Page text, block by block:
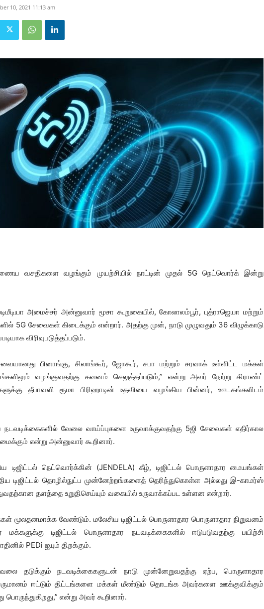
10, 2021 11:13 am
வசதிகளை வழங்கும் முயற்சியில் நாட்டின் முதல் 5G நெட்வொர்க் இன்று
அமைச்சர் அன்னுவார் மூசா கூறுகையில், கோலாலம்பூர், புத்ராஜெயா மற்றும்
5G சேவைகள் கிடைக்கும் என்றார். அதற்கு முன், நாடு முழுவதும் 36 விழுக்காடு
விரிவுபடுத்தப்படும்.
பினாங்கு, சிலாங்கூர், ஜோகூர், சபா மற்றும் சரவாக் உள்ளிட்ட மக்கள்
வழங்குவதற்கு கவனம் செலுத்தப்படும்,” என்று அவர் நேற்று கிராண்ட்
தீபாவளி ரூமா பிரிஹாடின் உதவியை வழங்கிய பின்னர், ஊடகங்களிடம்
நடவடிக்கைகளில் வேலை வாய்ப்புகளை உருவாக்குவதற்கு 5ஜி சேவைகள் எதிர்கால
என்று அன்னுவார் கூறினார்.
டிஜிட்டல் நெட்வொர்க்கின் (JENDELA) கீழ், டிஜிட்டல் பொருளாதார மையங்கள்
டிஜிட்டல் தொழில்நுட்ப முன்னேற்றங்களைத் தெரிந்துகொள்ள அல்லது இ-காமர்ஸ்
தளத்தை உறுதிசெய்யும் வகையில் உருவாக்கப்பட உள்ளன என்றார்.
வேண்டும். மலேசிய டிஜிட்டல் பொருளாதார பொருளாதார நிறுவனம்
டிஜிட்டல் பொருளாதார நடவடிக்கைகளில் ஈடுபடுவதற்கு பயிற்சி
PEDi ஐயும் திறக்கும்.
தடுக்கும் நடவடிக்கைகளுடன் நாடு முன்னேறுவதற்கு ஏற்ப, பொருளாதார
ஈட்டும் திட்டங்களை மக்கள் மீண்டும் தொடங்க அவர்களை ஊக்குவிக்கும்
என்று அவர் கூறினார்.